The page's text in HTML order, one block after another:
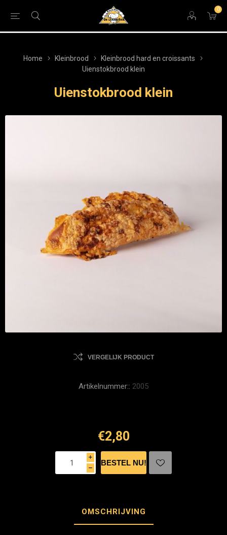
0
Home Kleinbrood
Kleinbrood hard en croissants
Uienstokbrood klein
Uienstokbrood klein
VERGELIJK PRODUCT
Artikelnummer:: 2005
€2,80
i
h
OMSCHRIJVING